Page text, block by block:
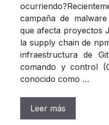
campaña de
que afecta proyectos
la supply chain de
infraestructura de
comando y control
conocido como …
Leer más